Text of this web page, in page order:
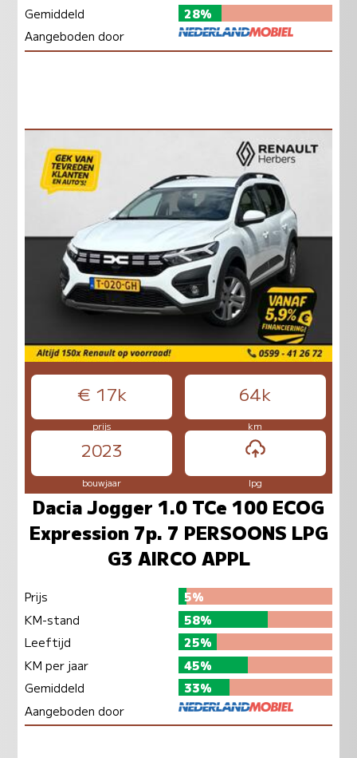
Gemiddeld
28%
Aangeboden door
€ 17k 64k
prijs km
2023
bouwjaar lpg
Dacia Jogger 1.0 TCe 100 ECOG
Expression 7p. 7 PERSOONS LPG
G3 AIRCO APPL
Prijs
5%
KM-stand
58%
Leeftijd
25%
KM per jaar
45%
Gemiddeld
33%
Aangeboden door